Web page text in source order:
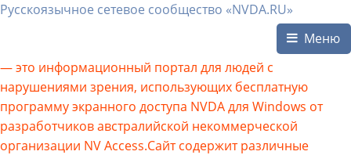
Русскоязычное сетевое сообщество «NVDA.RU»
Меню
— это информационный портал для людей с
нарушениями зрения, использующих бесплатную
программу экранного доступа NVDA для Windows от
разработчиков австралийской некоммерческой
организации NV Access.Сайт содержит различные